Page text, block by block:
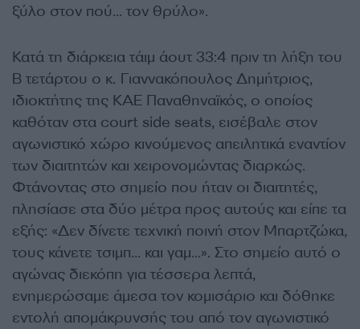
ξύλο στον πού… τον θρύλο».
Κατά τη διάρκεια τάιμ άουτ 33:4 πριν τη λήξη του
Β τετάρτου ο κ. Γιαννακόπουλος Δημήτριος,
ιδιοκτήτης της ΚΑΕ Παναθηναϊκός, ο οποίος
καθόταν στα court side seats, εισέβαλε στον
αγωνιστικό χώρο κινούμενος απειλητικά εναντίον
των διαιτητών και χειρονομώντας διαρκώς.
Φτάνοντας στο σημείο που ήταν οι διαιτητές,
πλησίασε στα δύο μέτρα προς αυτούς και είπε τα
εξής: «Δεν δίνετε τεχνική ποινή στον Μπαρτζώκα,
τους κάνετε τσιμπ… και γαμ…». Στο σημείο αυτό ο
αγώνας διεκόπη για τέσσερα λεπτά,
ενημερώσαμε άμεσα τον κομισάριο και δόθηκε
εντολή απομάκρυνσής του από τον αγωνιστικό